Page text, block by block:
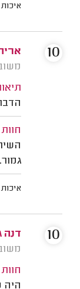
איכות
משוב: 14/05/
גמור.
איכות
10
דנה
משוב: 10/05/
היה
10